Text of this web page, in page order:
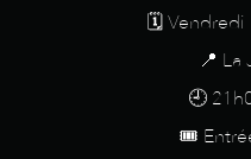
🗓️ Vendredi
📍
🕘
🎟️